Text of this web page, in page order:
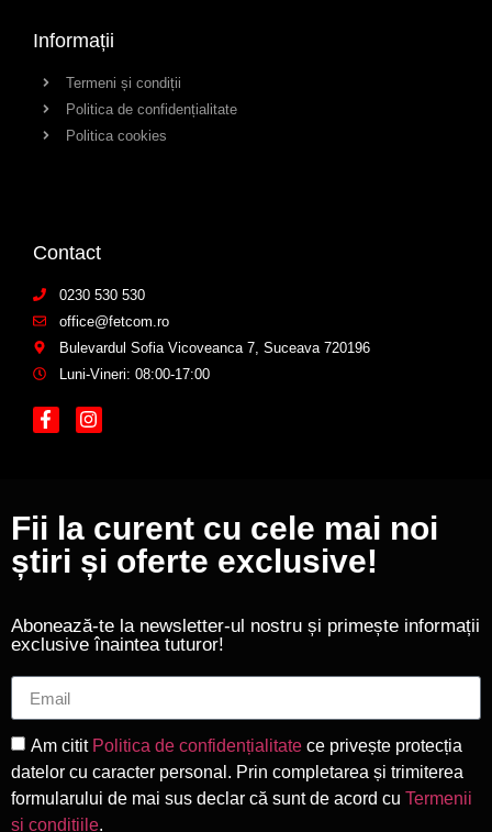
Informații
Termeni și condiții
Politica de confidențialitate
Politica cookies
Contact
0230 530 530
office@fetcom.ro
Bulevardul Sofia Vicoveanca 7, Suceava 720196
Luni-Vineri: 08:00-17:00
Fii la curent cu cele mai noi
știri și oferte exclusive!
Abonează-te la newsletter-ul nostru și primește informații
exclusive înaintea tuturor!
Am citit Politica de confidențialitate ce privește protecția
datelor cu caracter personal. Prin completarea și trimiterea
formularului de mai sus declar că sunt de acord cu Termenii
și condițiile.